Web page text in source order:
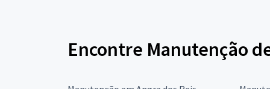
Encontre Manutenção